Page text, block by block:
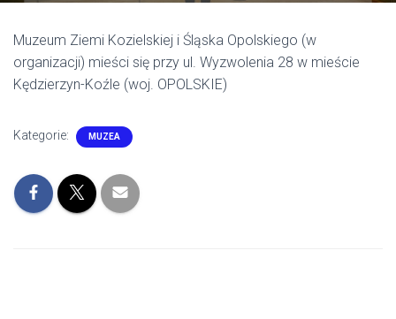
Muzeum Ziemi Kozielskiej i Śląska Opolskiego (w
organizacji) mieści się przy ul. Wyzwolenia 28 w mieście
Kędzierzyn-Koźle (woj. OPOLSKIE)
Kategorie: MUZEA